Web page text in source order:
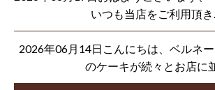
いつも当店をご利用頂
2026年06月14日こんにちは、ベルネ
のケーキが続々とお店に